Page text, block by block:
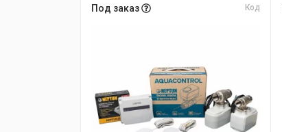
Под заказ Код